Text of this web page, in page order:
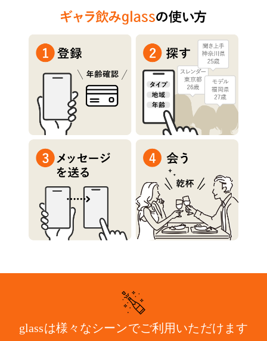
glassは様々なシーンでご利用いただけます